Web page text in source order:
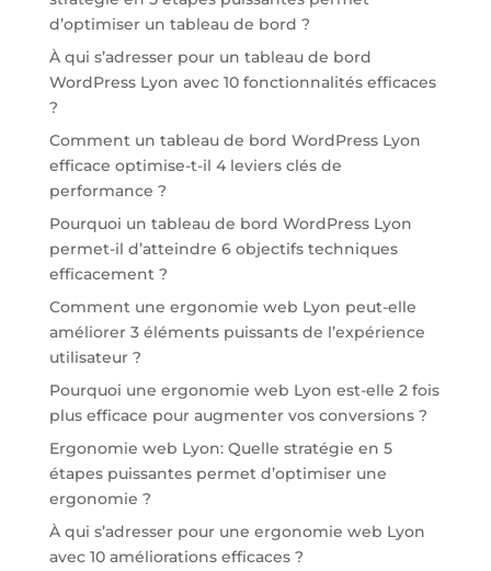
d’optimiser un tableau de bord ?
À qui s’adresser pour un tableau de bord
WordPress Lyon avec 10 fonctionnalités efficaces
?
Comment un tableau de bord WordPress Lyon
efficace optimise-t-il 4 leviers clés de
performance ?
Pourquoi un tableau de bord WordPress Lyon
permet-il d’atteindre 6 objectifs techniques
efficacement ?
Comment une ergonomie web Lyon peut-elle
améliorer 3 éléments puissants de l’expérience
utilisateur ?
Pourquoi une ergonomie web Lyon est-elle 2 fois
plus efficace pour augmenter vos conversions ?
Ergonomie web Lyon: Quelle stratégie en 5
étapes puissantes permet d’optimiser une
ergonomie ?
À qui s’adresser pour une ergonomie web Lyon
avec 10 améliorations efficaces ?